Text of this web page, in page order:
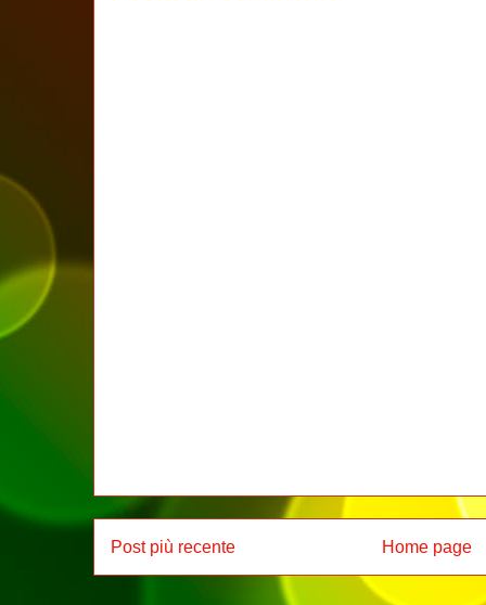
Post più recente Home page